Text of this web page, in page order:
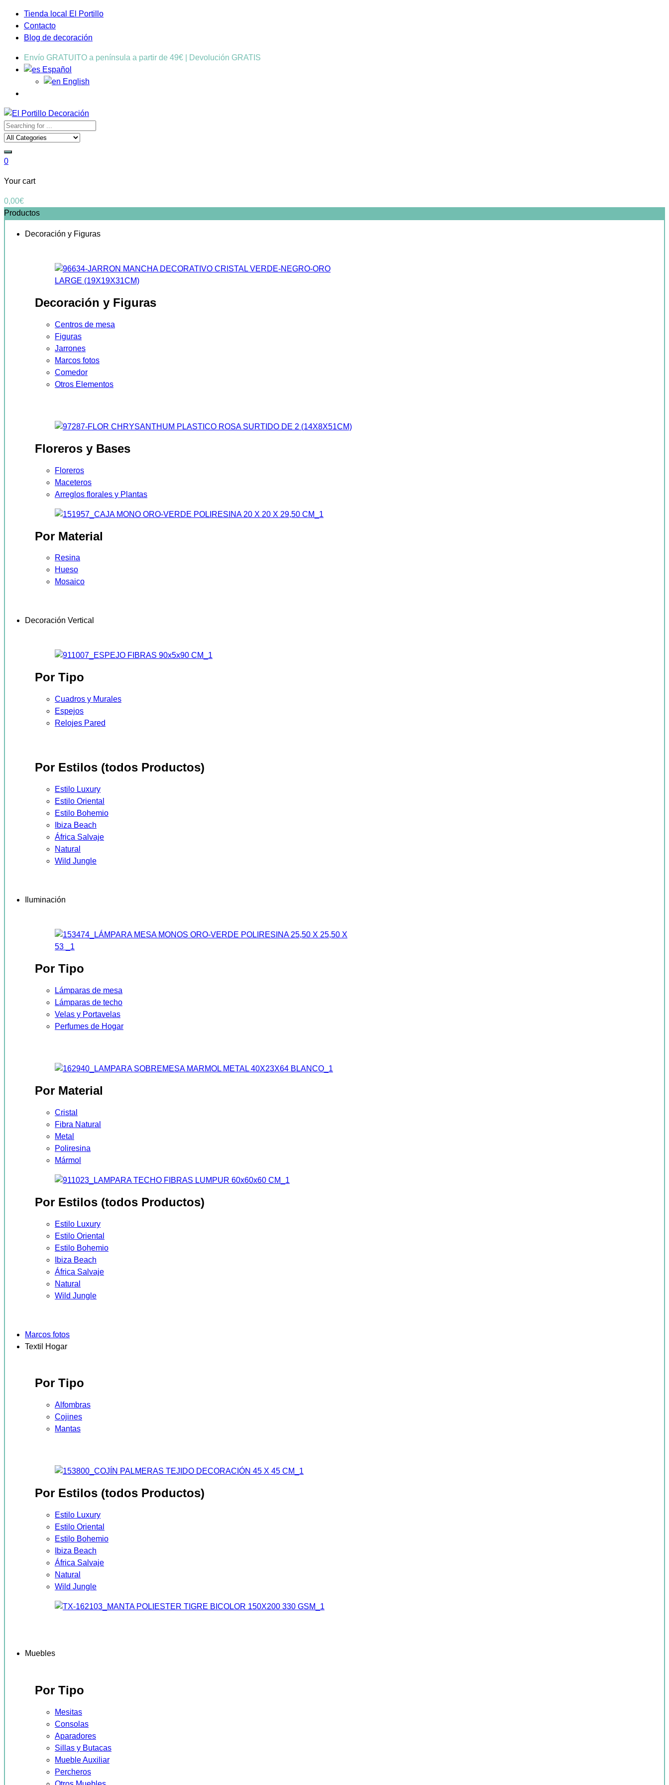
Tienda local El Portillo
Contacto
Blog de decoración
Envío GRATUITO a península a partir de 49€ | Devolución GRATIS
Español
English
0
Your cart
0,00€
Productos
Decoración y Figuras
Decoración y Figuras
Centros de mesa
Figuras
Jarrones
Marcos fotos
Comedor
Otros Elementos
Floreros y Bases
Floreros
Maceteros
Arreglos florales y Plantas
Por Material
Resina
Hueso
Mosaico
Decoración Vertical
Por Tipo
Cuadros y Murales
Espejos
Relojes Pared
Por Estilos (todos Productos)
Estilo Luxury
Estilo Oriental
Estilo Bohemio
Ibiza Beach
África Salvaje
Natural
Wild Jungle
Iluminación
Por Tipo
Lámparas de mesa
Lámparas de techo
Velas y Portavelas
Perfumes de Hogar
Por Material
Cristal
Fibra Natural
Metal
Poliresina
Mármol
Por Estilos (todos Productos)
Estilo Luxury
Estilo Oriental
Estilo Bohemio
Ibiza Beach
África Salvaje
Natural
Wild Jungle
Marcos fotos
Textil Hogar
Por Tipo
Alfombras
Cojines
Mantas
Por Estilos (todos Productos)
Estilo Luxury
Estilo Oriental
Estilo Bohemio
Ibiza Beach
África Salvaje
Natural
Wild Jungle
Muebles
Por Tipo
Mesitas
Consolas
Aparadores
Sillas y Butacas
Mueble Auxiliar
Percheros